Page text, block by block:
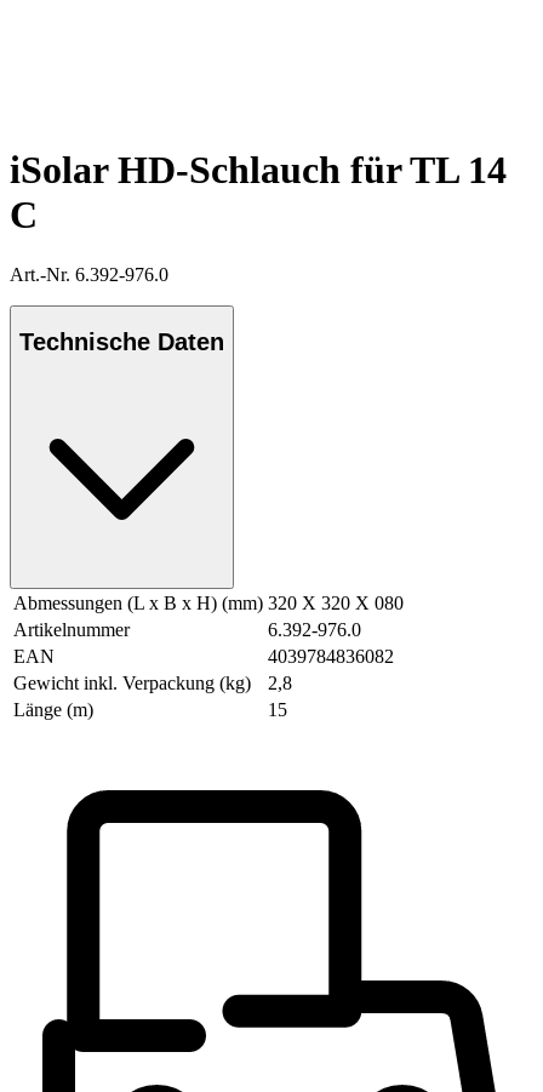
iSolar HD-Schlauch für TL 14
C
Art.-Nr. 6.392-976.0
Technische Daten
Abmessungen (L x B x H) (mm) 320 X 320 X 080
Artikelnummer
6.392-976.0
EAN
4039784836082
Gewicht inkl. Verpackung (kg)
2,8
Länge (m)
15